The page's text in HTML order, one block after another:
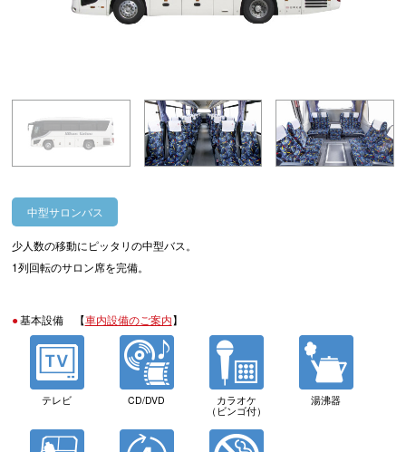
中型サロンバス
少人数の移動にピッタリの中型バス。
1列回転のサロン席を完備。
基本設備 【車内設備のご案内】
テレビ CD/DVD
カラオケ
（ビンゴ付）
湯沸器